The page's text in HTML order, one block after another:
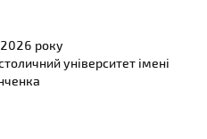
2026 року
університет імені